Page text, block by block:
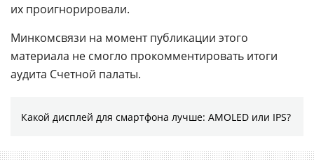
их проигнорировали.
Минкомсвязи на момент публикации этого
материала не смогло прокомментировать итоги
аудита Счетной палаты.
Какой дисплей для смартфона лучше: AMOLED или IPS?